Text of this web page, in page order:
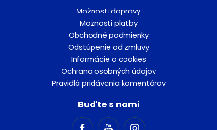
Možnosti dopravy
Možnosti platby
Obchodné podmienky
Odstúpenie od zmluvy
Informácie o cookies
Ochrana osobných údajov
Pravidlá pridávania komentárov
Buďte s nami